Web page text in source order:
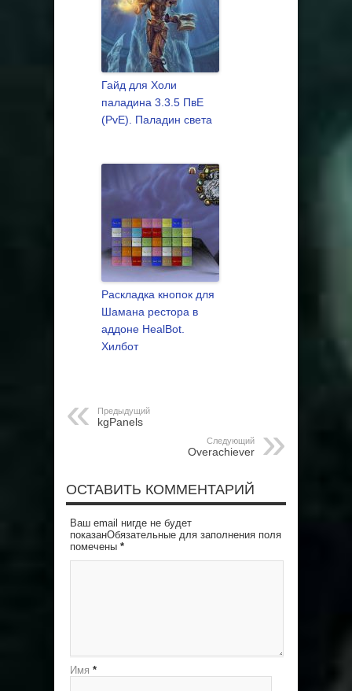
Гайд для Холи
паладина 3.3.5 ПвЕ
(PvE). Паладин света
Раскладка кнопок для
Шамана рестора в
аддоне HealBot.
Хилбот
Предыдущий
kgPanels
Следующий
Overachiever
ОСТАВИТЬ КОММЕНТАРИЙ
Ваш email нигде не будет
показанОбязательные для заполнения поля
помечены *
Имя *